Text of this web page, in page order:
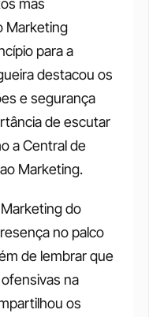
mas
Marketing
para a
destacou os
e segurança
de escutar
a Central de
Marketing.
do
no palco
de lembrar que
na
os